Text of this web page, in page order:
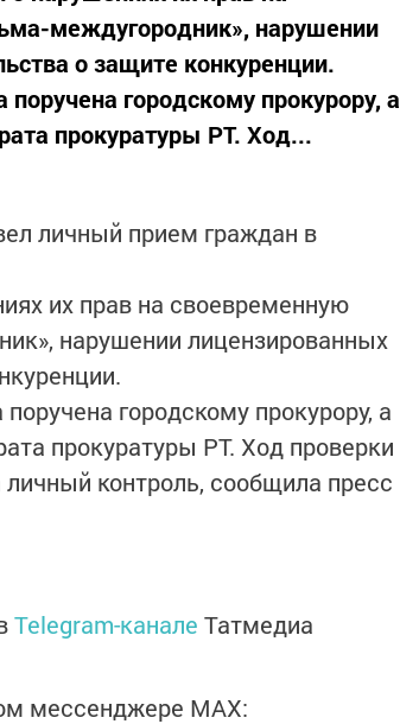
междугородник», нарушении
о защите конкуренции.
городскому прокурору, а
прокуратуры РТ. Ход...
личный прием граждан в
их прав на своевременную
нарушении лицензированных
городскому прокурору, а
прокуратуры РТ. Ход проверки
контроль, сообщила пресс
Telegram-канале Татмедиа
мессенджере MАХ: